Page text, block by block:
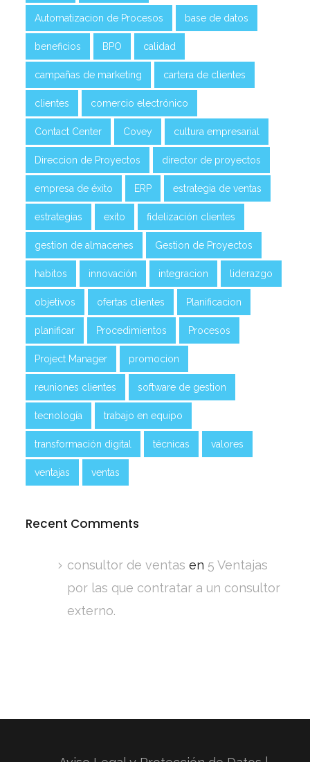
Automatizacion de Procesos base de datos
beneficios BPO calidad
campañas de marketing cartera de clientes
clientes comercio electrónico
Contact Center Covey cultura empresarial
Direccion de Proyectos director de proyectos
empresa de éxito ERP estrategia de ventas
estrategias exito fidelización clientes
gestion de almacenes Gestion de Proyectos
habitos innovación integracion liderazgo
objetivos ofertas clientes Planificacion
planificar Procedimientos Procesos
Project Manager promocion
reuniones clientes software de gestion
tecnología trabajo en equipo
transformación digital técnicas valores
ventajas ventas
Recent Comments
consultor de ventas en 5 Ventajas
por las que contratar a un consultor
externo.